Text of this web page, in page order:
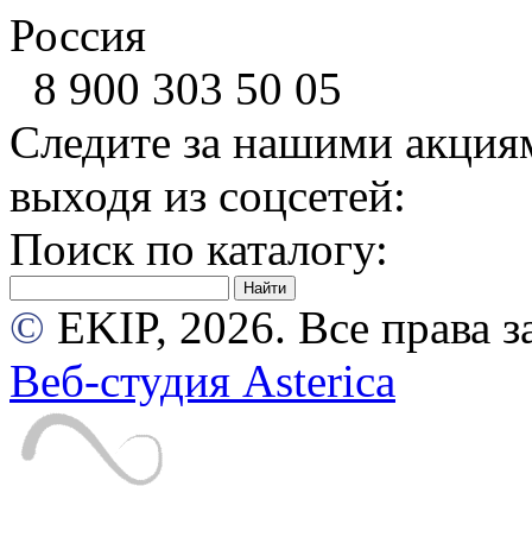
Россия
8 900 303 50 05
Следите за нашими
выходя из соцсетей:
Поиск по каталогу:
© EKIP, 2026. Все права
Веб-студия Asterica